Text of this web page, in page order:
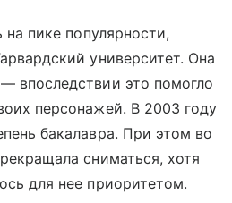
на пике популярности,
университет. Она
впоследствии это помогло
персонажей. В 2003 году
бакалавра. При этом во
сниматься, хотя
для нее приоритетом.